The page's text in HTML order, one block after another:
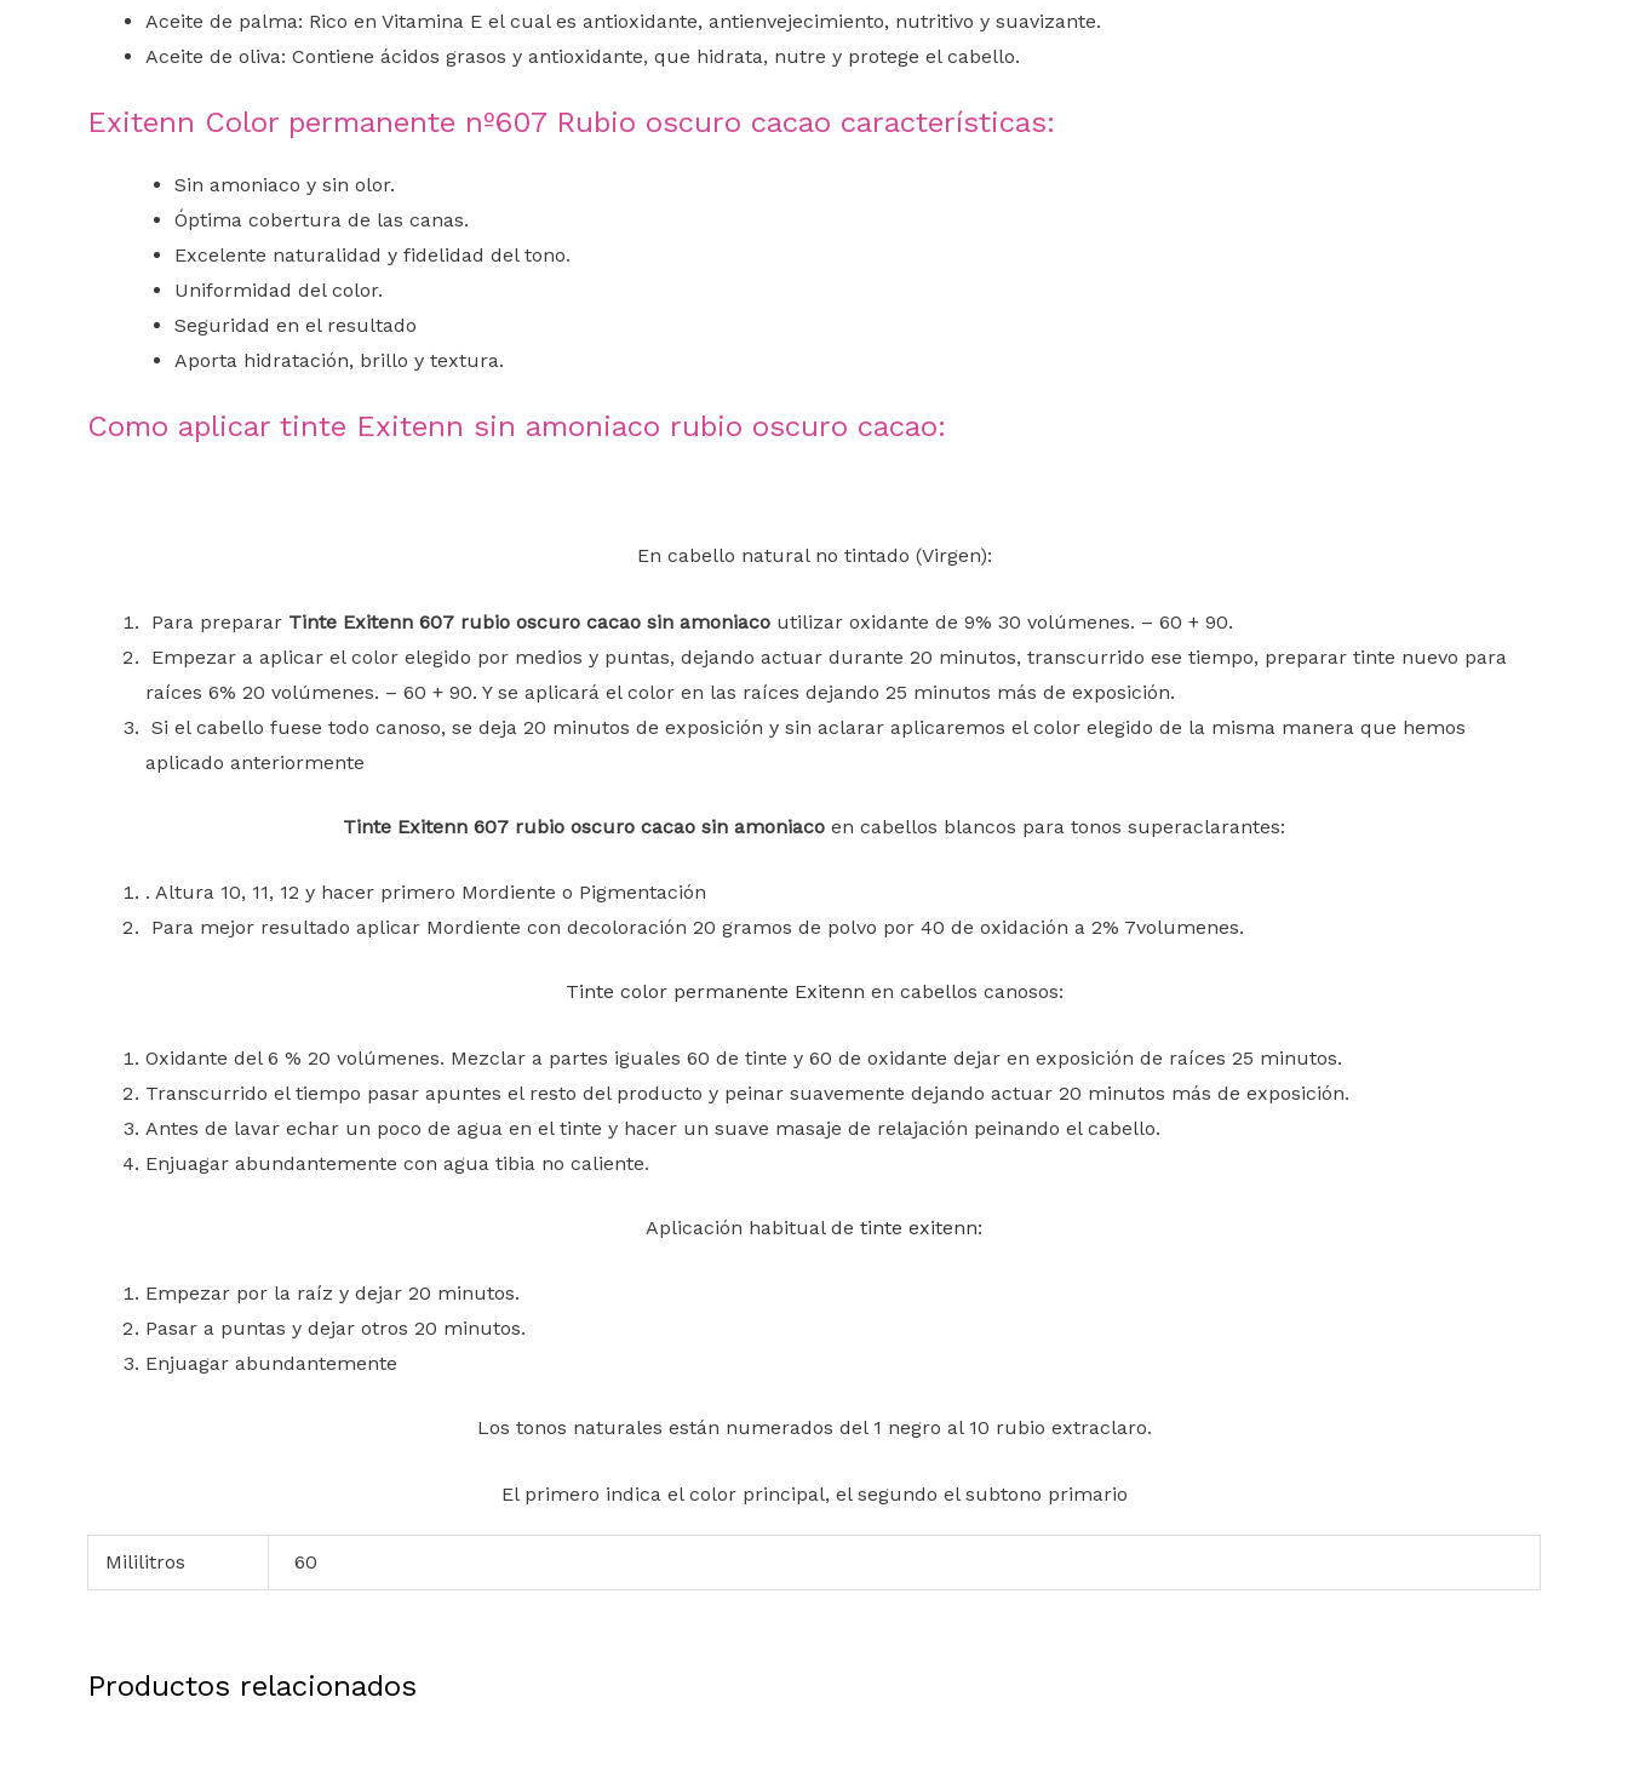
Aceite de palma: Rico en Vitamina E el cual es antioxidante, antienvejecimiento, nutritivo y suavizante.
Aceite de oliva: Contiene ácidos grasos y antioxidante, que hidrata, nutre y protege el cabello.
Exitenn Color permanente nº607 Rubio oscuro cacao características:
Sin amoniaco y sin olor.
Óptima cobertura de las canas.
Excelente naturalidad y fidelidad del tono.
Uniformidad del color.
Seguridad en el resultado
Aporta hidratación, brillo y textura.
Como aplicar tinte Exitenn sin amoniaco rubio oscuro cacao:
En cabello natural no tintado (Virgen):
Para preparar Tinte Exitenn 607 rubio oscuro cacao sin amoniaco utilizar oxidante de 9% 30 volúmenes. – 60 + 90.
Empezar a aplicar el color elegido por medios y puntas, dejando actuar durante 20 minutos, transcurrido ese tiempo, preparar tinte nuevo para
raíces 6% 20 volúmenes. – 60 + 90. Y se aplicará el color en las raíces dejando 25 minutos más de exposición.
Si el cabello fuese todo canoso, se deja 20 minutos de exposición y sin aclarar aplicaremos el color elegido de la misma manera que hemos
aplicado anteriormente
Tinte Exitenn 607 rubio oscuro cacao sin amoniaco en cabellos blancos para tonos superaclarantes:
. Altura 10, 11, 12 y hacer primero Mordiente o Pigmentación
Para mejor resultado aplicar Mordiente con decoloración 20 gramos de polvo por 40 de oxidación a 2% 7volumenes.
Tinte color permanente Exitenn en cabellos canosos:
Oxidante del 6 % 20 volúmenes. Mezclar a partes iguales 60 de tinte y 60 de oxidante dejar en exposición de raíces 25 minutos.
Transcurrido el tiempo pasar apuntes el resto del producto y peinar suavemente dejando actuar 20 minutos más de exposición.
Antes de lavar echar un poco de agua en el tinte y hacer un suave masaje de relajación peinando el cabello.
Enjuagar abundantemente con agua tibia no caliente.
Aplicación habitual de tinte exitenn:
Empezar por la raíz y dejar 20 minutos.
Pasar a puntas y dejar otros 20 minutos.
Enjuagar abundantemente
Los tonos naturales están numerados del 1 negro al 10 rubio extraclaro.
El primero indica el color principal, el segundo el subtono primario
Mililitros 60
Productos relacionados